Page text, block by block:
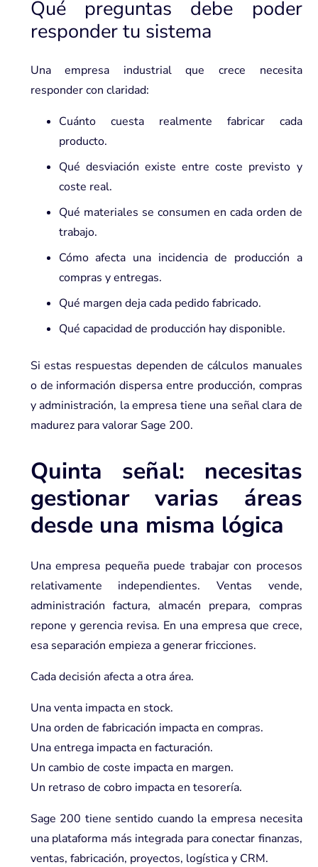
Qué preguntas debe poder
responder tu sistema
Una empresa industrial que crece necesita
responder con claridad:
Cuánto cuesta realmente fabricar cada
producto.
Qué desviación existe entre coste previsto y
coste real.
Qué materiales se consumen en cada orden de
trabajo.
Cómo afecta una incidencia de producción a
compras y entregas.
Qué margen deja cada pedido fabricado.
Qué capacidad de producción hay disponible.
Si estas respuestas dependen de cálculos manuales
o de información dispersa entre producción, compras
y administración, la empresa tiene una señal clara de
madurez para valorar Sage 200.
Quinta señal: necesitas
gestionar varias áreas
desde una misma lógica
Una empresa pequeña puede trabajar con procesos
relativamente independientes. Ventas vende,
administración factura, almacén prepara, compras
repone y gerencia revisa. En una empresa que crece,
esa separación empieza a generar fricciones.
Cada decisión afecta a otra área.
Una venta impacta en stock.
Una orden de fabricación impacta en compras.
Una entrega impacta en facturación.
Un cambio de coste impacta en margen.
Un retraso de cobro impacta en tesorería.
Sage 200 tiene sentido cuando la empresa necesita
una plataforma más integrada para conectar finanzas,
ventas, fabricación, proyectos, logística y CRM.